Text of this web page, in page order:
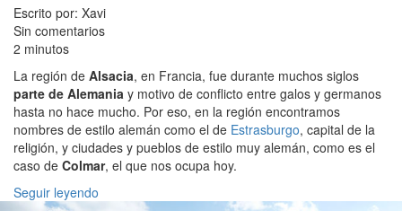
Escrito por: Xavi
Sin comentarios
2 minutos
La región de Alsacia, en Francia, fue durante muchos siglos
parte de Alemania y motivo de conflicto entre galos y germanos
hasta no hace mucho. Por eso, en la región encontramos
nombres de estilo alemán como el de Estrasburgo, capital de la
religión, y ciudades y pueblos de estilo muy alemán, como es el
caso de Colmar, el que nos ocupa hoy.
Seguir leyendo